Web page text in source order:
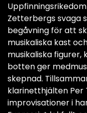
Zetterbergs svaga
begåvning för att
musikaliska kast
musikaliska figurer,
botten ger
skepnad.
klarinetthjälten Per
improvisationer i